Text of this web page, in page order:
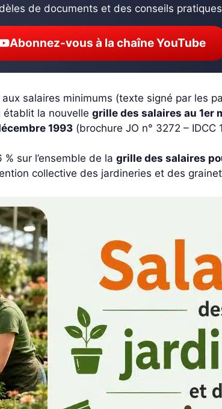
de documents et des conseils
Abonnez-vous à la chaîne YouTube
salaires minimums (texte signé par les
établit la nouvelle grille des salaires au 1er
1993 (brochure JO n° 3272 –
sur l’ensemble de la grille des salaires
collective des jardineries et des